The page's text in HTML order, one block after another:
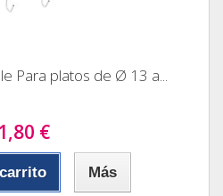
Para platos de Ø 13 a...
1,80 €
Más